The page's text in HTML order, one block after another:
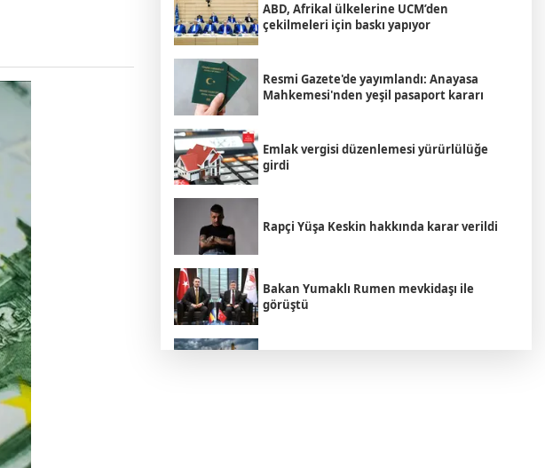
ABD, Afrikal ülkelerine UCM’den
çekilmeleri için baskı yapıyor
Resmi Gazete'de yayımlandı: Anayasa
Mahkemesi'nden yeşil pasaport kararı
Emlak vergisi düzenlemesi yürürlülüğe
girdi
Rapçi Yüşa Keskin hakkında karar verildi
Bakan Yumaklı Rumen mevkidaşı ile
görüştü